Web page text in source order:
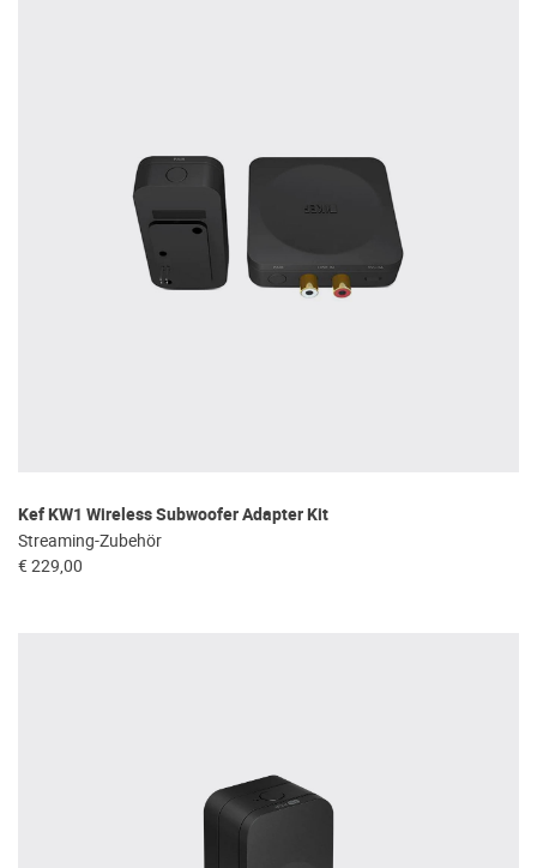
Kef KW1 Wireless Subwoofer Adapter Kit
Streaming-Zubehör
€ 229,00